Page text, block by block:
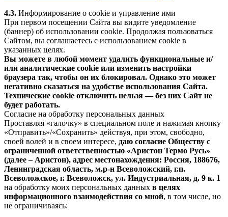
4.3. Информирование о cookie и управление ими
При первом посещении Сайта вы видите уведомление
(баннер) об использовании cookie. Продолжая пользоваться
Сайтом, вы соглашаетесь с использованием cookie в
указанных целях.
Вы можете в любой момент удалить функциональные и/
или аналитические cookie или изменить настройки
браузера так, чтобы он их блокировал. Однако это может
негативно сказаться на удобстве использования Сайта.
Технические cookie отключить нельзя — без них Сайт не
будет работать.
Согласие на обработку персональных данных
Проставляя «галочку» в специальном поле и нажимая кнопку
«Отправить»/«Сохранить» действуя, при этом, свободно,
своей волей и в своем интересе, даю согласие Обществу с
ограниченной ответственностью «Аристон Термо Русь»
(далее – Аристон), адрес местонахождения: Россия, 188676,
Ленинградская область, м.р-н Всеволожский, г.п.
Всеволожское, г. Всеволожск, ул. Индустриальная, д. 9 к. 1
на обработку моих персональных данных в целях
информационного взаимодействия со мной, в том числе, но
не ограничиваясь: